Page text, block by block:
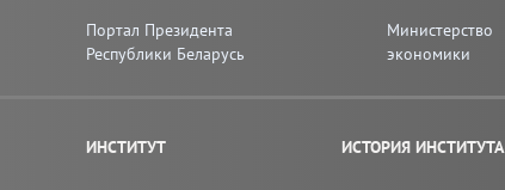
Портал Президента
Республики Беларусь
Министерство
экономики
ИНСТИТУТ ИСТОРИЯ ИНСТИТУТА